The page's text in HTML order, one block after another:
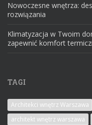
Nowoczesne wnętrza:
rozwiązania
Klimatyzacja w Twoim
zapewnić komfort
TAGI
Architekci wnętrz Warszawa
architekt wnętrz warszawa